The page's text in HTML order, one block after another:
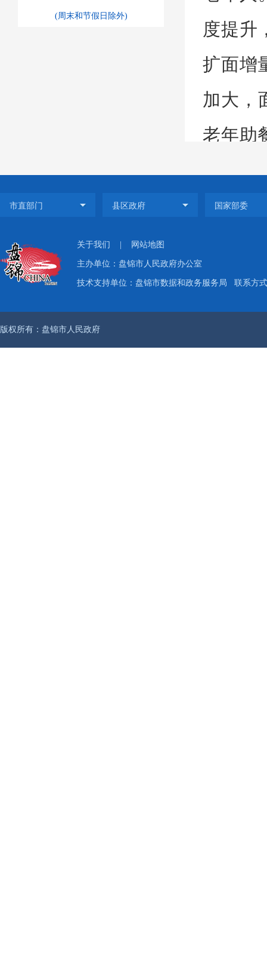
(周末和节假日除外)
度提升
扩面增
加大，
老年助
供给格
老年
运营、
城乡差
方式。
关于我们 网站地图
主办单位：盘锦市人民政府办公室
技术支持单位：盘锦市数据和政务服务局 联系方
版权所有：盘锦市人民政府